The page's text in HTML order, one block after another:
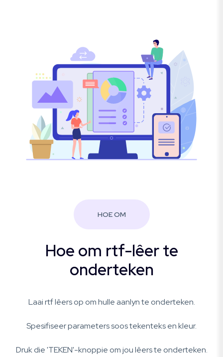
HOE OM
Hoe om rtf-lêer te
onderteken
Laai rtf lêers op om hulle aanlyn te onderteken.
Spesifiseer parameters soos tekenteks en kleur.
Druk die 'TEKEN'-knoppie om jou lêers te onderteken.